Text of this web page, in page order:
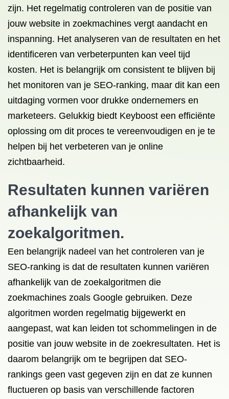
zijn. Het regelmatig controleren van de positie van
jouw website in zoekmachines vergt aandacht en
inspanning. Het analyseren van de resultaten en het
identificeren van verbeterpunten kan veel tijd
kosten. Het is belangrijk om consistent te blijven bij
het monitoren van je SEO-ranking, maar dit kan een
uitdaging vormen voor drukke ondernemers en
marketeers. Gelukkig biedt Keyboost een efficiënte
oplossing om dit proces te vereenvoudigen en je te
helpen bij het verbeteren van je online
zichtbaarheid.
Resultaten kunnen variëren
afhankelijk van
zoekalgoritmen.
Een belangrijk nadeel van het controleren van je
SEO-ranking is dat de resultaten kunnen variëren
afhankelijk van de zoekalgoritmen die
zoekmachines zoals Google gebruiken. Deze
algoritmen worden regelmatig bijgewerkt en
aangepast, wat kan leiden tot schommelingen in de
positie van jouw website in de zoekresultaten. Het is
daarom belangrijk om te begrijpen dat SEO-
rankings geen vast gegeven zijn en dat ze kunnen
fluctueren op basis van verschillende factoren